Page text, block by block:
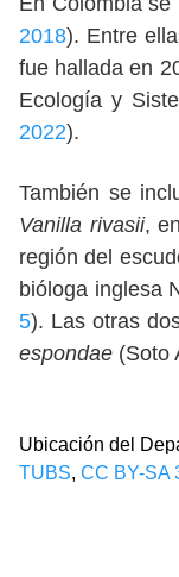
2018). Entre
fue hallada en
Ecología y
2022).
También se
Vanilla rivasii,
región del
bióloga inglesa
5). Las otras
espondae (Soto
Ubicación del
TUBS, CC BY-SA